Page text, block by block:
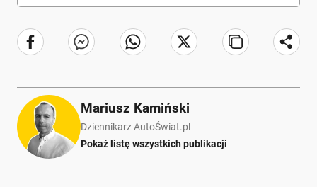
Mariusz Kamiński
Dziennikarz AutoŚwiat.pl
Pokaż listę wszystkich publikacji